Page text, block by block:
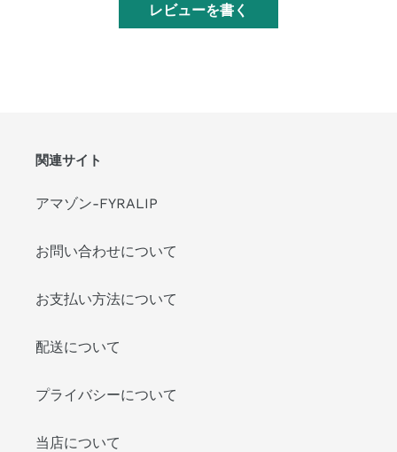
レビューを書く
関連サイト
アマゾン-FYRALIP
お問い合わせについて
お支払い方法について
配送について
プライバシーについて
当店について